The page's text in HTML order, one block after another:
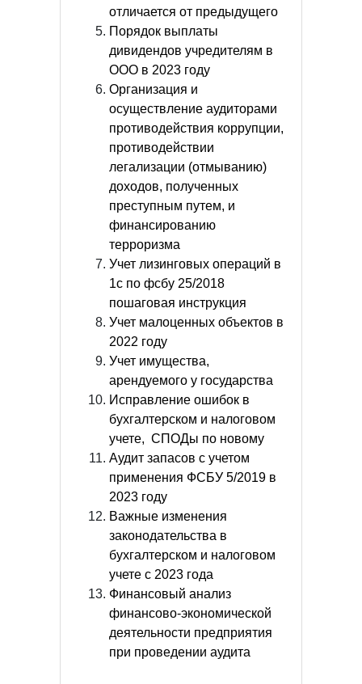
отличается от предыдущего
Порядок выплаты
дивидендов учредителям в
ООО в 2023 году
Организация и
осуществление аудиторами
противодействия коррупции,
противодействии
легализации (отмыванию)
доходов, полученных
преступным путем, и
финансированию
терроризма
Учет лизинговых операций в
1с по фсбу 25/2018
пошаговая инструкция
Учет малоценных объектов в
2022 году
Учет имущества,
арендуемого у государства
Исправление ошибок в
бухгалтерском и налоговом
учете, СПОДы по новому
Аудит запасов с учетом
применения ФСБУ 5/2019 в
2023 году
Важные изменения
законодательства в
бухгалтерском и налоговом
учете с 2023 года
Финансовый анализ
финансово-экономической
деятельности предприятия
при проведении аудита